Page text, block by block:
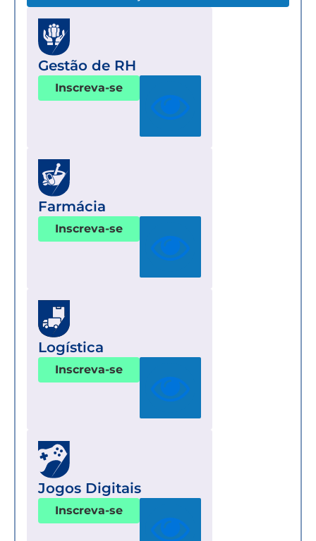
Gestão de RH
Inscreva-se
Farmácia
Inscreva-se
Logística
Inscreva-se
Jogos Digitais
Inscreva-se